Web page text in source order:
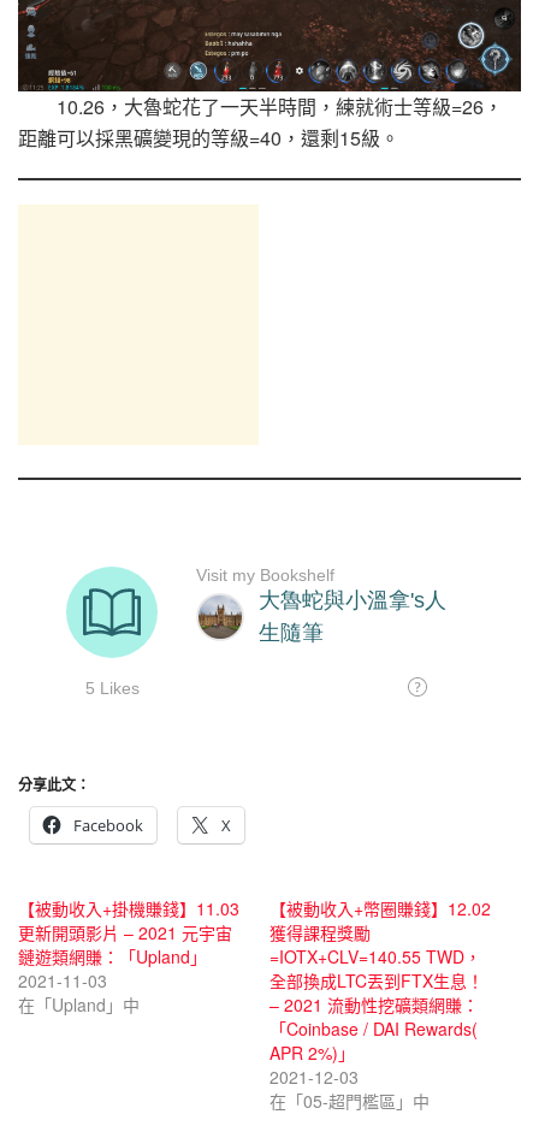
10.26，大魯蛇花了一天半時間，練就術士等級=26，
距離可以採黑礦變現的等級=40，還剩15級。
分享此文：
Facebook
X
【被動收入+掛機賺錢】11.03
更新開頭影片 – 2021 元宇宙
鏈遊類網賺：「Upland」
2021-11-03
在「Upland」中
【被動收入+幣圈賺錢】12.02
獲得課程獎勵
=IOTX+CLV=140.55 TWD，
全部換成LTC丟到FTX生息！
– 2021 流動性挖礦類網賺：
「Coinbase / DAI Rewards(
APR 2%)」
2021-12-03
在「05-超門檻區」中